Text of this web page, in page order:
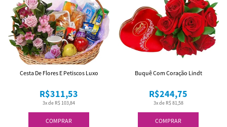
COMPRAR
3x de R$ 103,84
R$311,53
Cesta De Flores E Petiscos Luxo
COMPRAR
3x de R$ 81,58
R$244,75
Buquê Com Coração Lindt